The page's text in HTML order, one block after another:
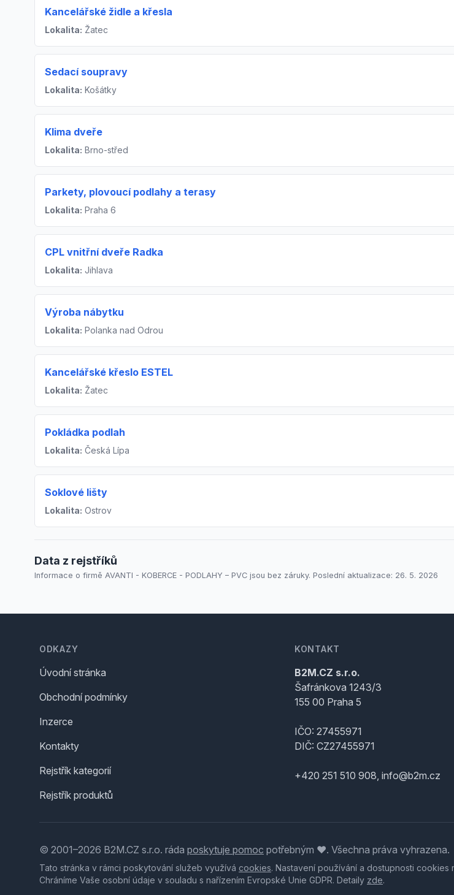
Kancelářské židle a křesla
Lokalita: Žatec
Sedací soupravy
Lokalita: Košátky
Klima dveře
Lokalita: Brno-střed
Parkety, plovoucí podlahy a terasy
Lokalita: Praha 6
CPL vnitřní dveře Radka
Lokalita: Jihlava
Výroba nábytku
Lokalita: Polanka nad Odrou
Kancelářské křeslo ESTEL
Lokalita: Žatec
Pokládka podlah
Lokalita: Česká Lípa
Soklové lišty
Lokalita: Ostrov
Data z rejstříků
Informace o firmě AVANTI - KOBERCE - PODLAHY – PVC jsou bez záruky. Poslední aktualizace: 26. 5. 2026
ODKAZY
Úvodní stránka
Obchodní podmínky
Inzerce
Kontakty
Rejstřík kategorií
Rejstřík produktů
KONTAKT
B2M.CZ s.r.o.
Šafránkova 1243/3
155 00 Praha 5
IČO: 27455971
DIČ: CZ27455971
+420 251 510 908, info@b2m.cz
© 2001–2026 B2M.CZ s.r.o. ráda poskytuje pomoc potřebným ♥️. Všechna práva vyhrazena.
Tato stránka v rámci poskytování služeb využívá cookies. Nastavení používání a dostupnosti
Chráníme Vaše osobní údaje v souladu s nařízením Evropské Unie GDPR. Detaily zde.